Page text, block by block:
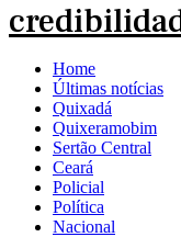
Home
Últimas notícias
Quixadá
Quixeramobim
Sertão Central
Ceará
Policial
Política
Nacional